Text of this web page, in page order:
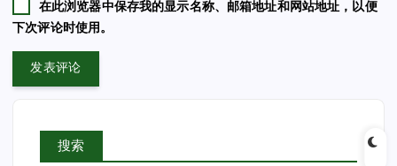
在此浏览器中保存我的显示名称、邮箱地址和网站地址，以便
下次评论时使用。
搜索